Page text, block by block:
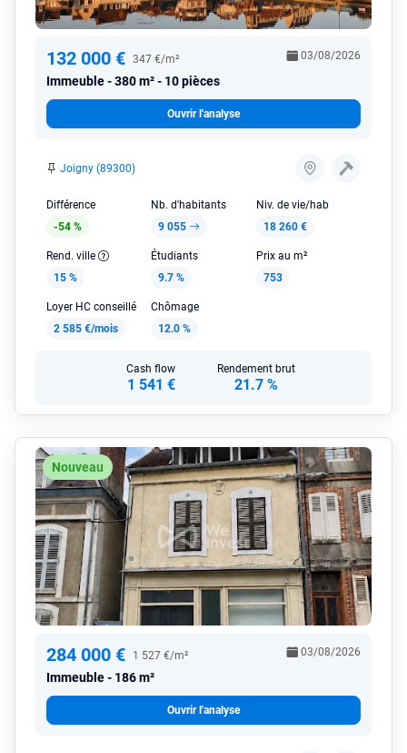
132 000 € 347 €/m²
Immeuble 380 m² - 10 pièces
03/08/2026
Ouvrir l'analyse
Joigny (89300)
Différence
-54 %
Nb. d'habitants
9 055
Niv. de vie/hab
18 260 €
Rend. ville
15 %
Étudiants
9.7 %
Prix au m²
753
Loyer HC conseillé
2 585 €/mois
Chômage
12.0 %
Cash flow
1 541 €
Rendement brut
21.7 %
Nouveau
284 000 € 1 527 €/m²
Immeuble 186 m²
03/08/2026
Ouvrir l'analyse